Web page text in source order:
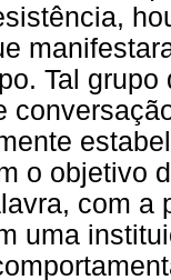
Tal
o objetivo
com a
uma